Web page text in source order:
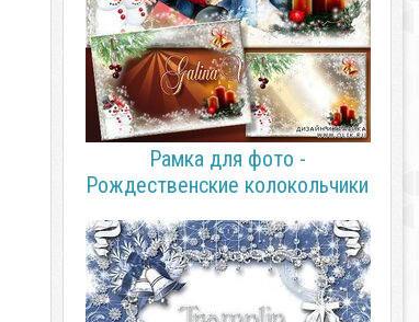
Рамка для фото -
Рождественские колокольчики